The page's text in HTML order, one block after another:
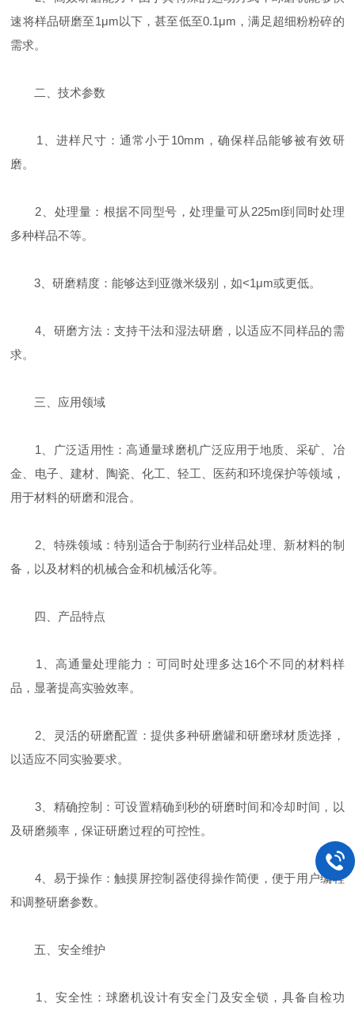
速将样品研磨至1μm以下，甚至低至0.1μm，满足超细粉粉碎的
需求。
二、技术参数
1、进样尺寸：通常小于10mm，确保样品能够被有效研
磨。
2、处理量：根据不同型号，处理量可从225ml到同时处理
多种样品不等。
3、研磨精度：能够达到亚微米级别，如<1μm或更低。
4、研磨方法：支持干法和湿法研磨，以适应不同样品的需
求。
三、应用领域
1、广泛适用性：高通量球磨机广泛应用于地质、采矿、冶
金、电子、建材、陶瓷、化工、轻工、医药和环境保护等领域，
用于材料的研磨和混合。
2、特殊领域：特别适合于制药行业样品处理、新材料的制
备，以及材料的机械合金和机械活化等。
四、产品特点
1、高通量处理能力：可同时处理多达16个不同的材料样
品，显著提高实验效率。
2、灵活的研磨配置：提供多种研磨罐和研磨球材质选择，
以适应不同实验要求。
3、精确控制：可设置精确到秒的研磨时间和冷却时间，以
及研磨频率，保证研磨过程的可控性。
4、易于操作：触摸屏控制器使得操作简便，便于用户编程
和调整研磨参数。
五、安全维护
1、安全性：球磨机设计有安全门及安全锁，具备自检功